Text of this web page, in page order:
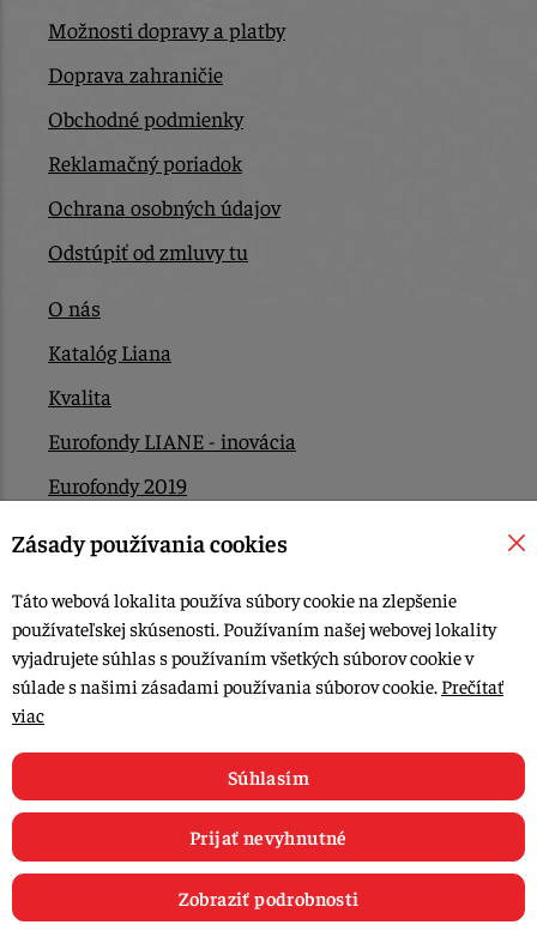
Možnosti dopravy a platby
Doprava zahraničie
Obchodné podmienky
Reklamačný poriadok
Ochrana osobných údajov
Odstúpiť od zmluvy tu
O nás
Katalóg Liana
Kvalita
Eurofondy LIANE - inovácia
Eurofondy 2019
Eurofondy 2022/2023
Kontakt
© 2015-2026, LIANA GOLIAŠ s.r.o. všetky práva vyhradené.
Upraviť nastavenia Cookies
Zásady používania cookies
Táto webová lokalita používa súbory cookie na zlepšenie
používateľskej skúsenosti. Používaním našej webovej lokality
vyjadrujete súhlas s používaním všetkých súborov cookie v
súlade s našimi zásadami používania súborov cookie. Prečítať
viac
Súhlasím
Prijať nevyhnutné
Zobraziť podrobnosti